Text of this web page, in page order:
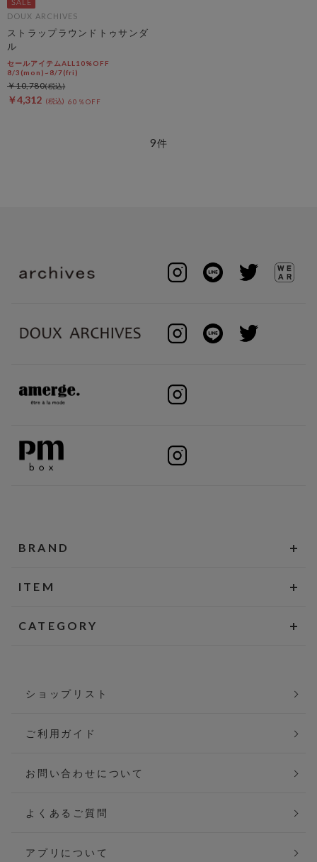
DOUX ARCHIVES
ストラップラウンドトゥサンダ
ル
セールアイテムALL10%OFF
8/3(mon)~8/7(fri)
￥4,312 60％OFF
￥10,780
9件
BRAND
ITEM
CATEGORY
ショップリスト
ご利用ガイド
お問い合わせについて
よくあるご質問
アプリについて